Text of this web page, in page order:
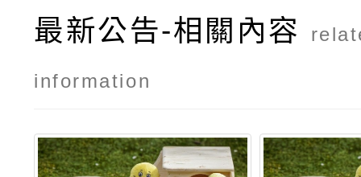
最新公告-相關內容
information